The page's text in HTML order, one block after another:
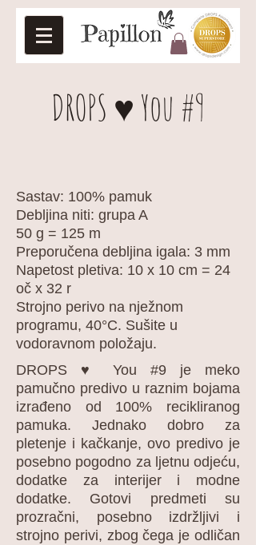
DROPS ♥ You #9
Sastav: 100% pamuk
Debljina niti: grupa A
50 g = 125 m
Preporučena debljina igala: 3 mm
Napetost pletiva: 10 x 10 cm = 24
oč x 32 r
Strojno perivo na nježnom
programu, 40°C. Sušite u
vodoravnom položaju.
DROPS ♥ You #9 je meko
pamučno predivo u raznim bojama
izrađeno od 100% recikliranog
pamuka. Jednako dobro za
pletenje i kačkanje, ovo predivo je
posebno pogodno za ljetnu odjeću,
dodatke za interijer i modne
dodatke. Gotovi predmeti su
prozračni, posebno izdržljivi i
strojno perivi, zbog čega je odličan